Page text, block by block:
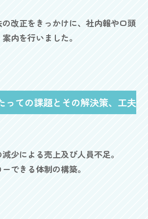
改正をきっかけに、社内報や口頭
内を行いました。
っての課題とその解決策、工夫
少による売上及び人員不足。
できる体制の構築。